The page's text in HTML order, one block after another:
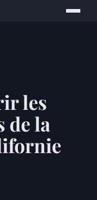
les
de la